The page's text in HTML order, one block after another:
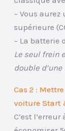
– Vous
supérieure
– La batterie
Le seul frein
double
Cas 2 :
voiture Start
C’est